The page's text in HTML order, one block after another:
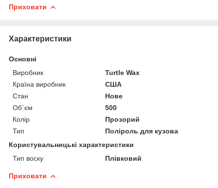
Приховати
Характеристики
Основні
Виробник
Turtle Wax
Країна виробник
США
Стан
Нове
Об`єм
500
Колір
Прозорий
Тип
Поліроль для кузова
Користувальницькі характеристики
Тип воску
Плівковий
Приховати